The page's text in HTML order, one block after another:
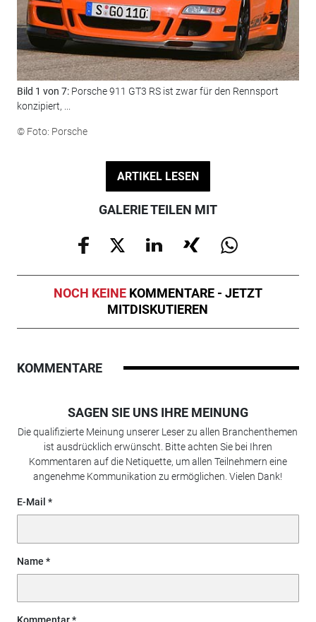
Bild 1 von 7: Porsche 911 GT3 RS ist zwar für den Rennsport
konzipiert, ...
© Foto: Porsche
ARTIKEL LESEN
GALERIE TEILEN MIT
NOCH KEINE KOMMENTARE - JETZT
MITDISKUTIEREN
KOMMENTARE
SAGEN SIE UNS IHRE MEINUNG
Die qualifizierte Meinung unserer Leser zu allen Branchenthemen
ist ausdrücklich erwünscht. Bitte achten Sie bei Ihren
Kommentaren auf die Netiquette, um allen Teilnehmern eine
angenehme Kommunikation zu ermöglichen. Vielen Dank!
E-Mail
Name